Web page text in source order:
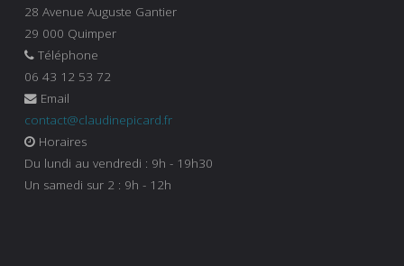
28 Avenue Auguste Gantier
29 000 Quimper
Téléphone
06 43 12 53 72
Email
contact@claudinepicard.fr
Horaires
Du lundi au vendredi : 9h - 19h30
Un samedi sur 2 : 9h - 12h